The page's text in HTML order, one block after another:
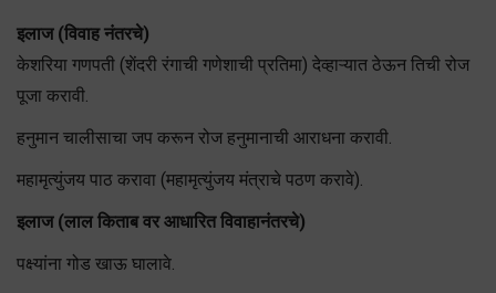
इलाज (विवाह नंतरचे)
केशरिया गणपती (शेंदरी रंगाची गणेशाची प्रतिमा) देव्हाऱ्यात ठेऊन तिची रोज
पूजा करावी.
हनुमान चालीसाचा जप करून रोज हनुमानाची आराधना करावी.
महामृत्युंजय पाठ करावा (महामृत्युंजय मंत्राचे पठण करावे).
इलाज (लाल किताब वर आधारित विवाहानंतरचे)
पक्ष्यांना गोड खाऊ घालावे.